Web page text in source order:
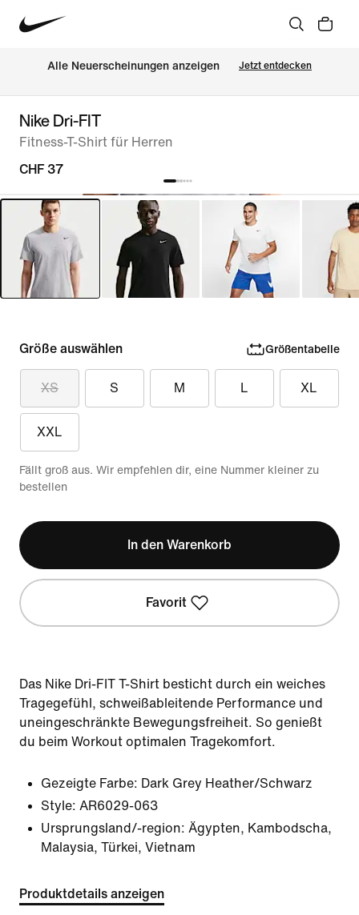
Alle Neuerscheinungen anzeigen Jetzt entdecken
Nike Dri-FIT
Fitness-T-Shirt für Herren
CHF 37
Größe auswählen Größentabelle
XS S M L XL
XXL
Fällt groß aus. Wir empfehlen dir, eine Nummer kleiner zu
bestellen
In den Warenkorb
Favorit
Das Nike Dri-FIT T-Shirt besticht durch ein weiches
Tragegefühl, schweißableitende Performance und
uneingeschränkte Bewegungsfreiheit. So genießt
du beim Workout optimalen Tragekomfort.
Gezeigte Farbe: Dark Grey Heather/Schwarz
Style: AR6029-063
Ursprungsland/-region: Ägypten, Kambodscha,
Malaysia, Türkei, Vietnam
Produktdetails anzeigen